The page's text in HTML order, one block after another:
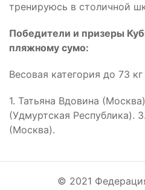
тренируюсь в столичной
Победители и призеры
пляжному сумо:
Весовая категория до 73 кг
1. Татьяна Вдовина
(Удмуртская Республика).
(Москва).
© 2021